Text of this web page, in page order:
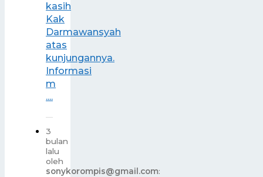
kasih
Kak
Darmawansyah
atas
kunjungannya.
Informasi
m
....
3
bulan
lalu
oleh
sonykorompis@gmail.com: